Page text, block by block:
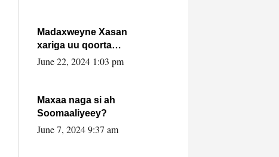
Madaxweyne Xasan
xariga uu qoorta
isaga xiray, inta
June 22, 2024 1:03 pm
Maxaa naga si ah
Soomaaliyeey?
June 7, 2024 9:37 am